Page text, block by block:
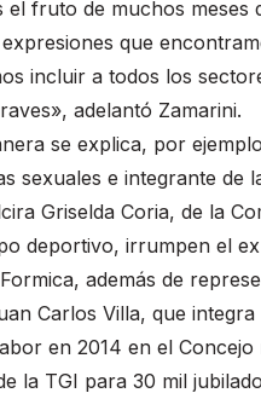
el fruto de muchos
que
incluir a todos los
adelantó Zamarini.
se explica, por
sexuales e integrante de
Griselda Coria, de la
deportivo, irrumpen el
además de
Carlos Villa, que
en 2014 en el
la TGI para 30 mil